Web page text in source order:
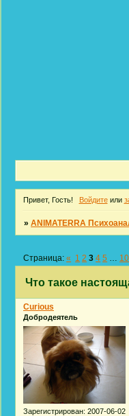
Привет, Гость! Войдитеили
»ANIMATERRA
Что такое
Страница:« 1 2 3 4 5
Curious
Добродеятель
Зарегистрирован: 2007-06-02